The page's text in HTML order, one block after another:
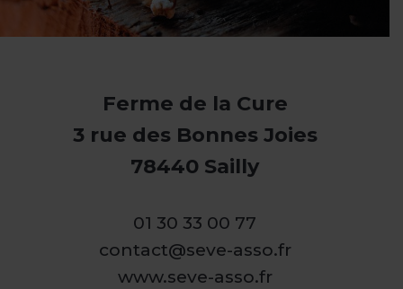
Ferme de la Cure
3 rue des Bonnes Joies
78440 Sailly
01 30 33 00 77
contact@seve-asso.fr
www.seve-asso.fr